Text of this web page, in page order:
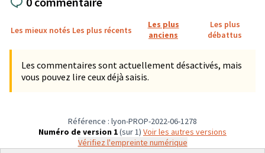
Les mieux notés Les plus récents
Les plus
anciens
Les plus
débattus
Les commentaires sont actuellement désactivés, mais
vous pouvez lire ceux déjà saisis.
Référence : lyon-PROP-2022-06-1278
Numéro de version 1(sur 1)
voir les autres versions
Vérifiez l'empreinte numérique